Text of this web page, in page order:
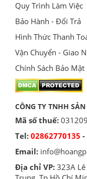
Quy Trình Làm Việc
Bảo Hành - Đổi Trả
Hình Thức Thanh
Vận Chuyển - Giao
Chính Sách Bảo Mật
CÔNG TY TNHH
Mã số thuế:
Tel: 02862770135 -
Email:
Địa chỉ VP: 323A